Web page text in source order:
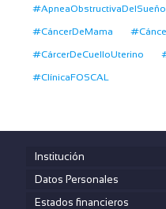
#ApneaObstructivaDelSueño
#CáncerDeMama
#CárcerDeCuelloUterino
#ClínicaFOSCAL
Institución
Datos Personales
Estados financieros